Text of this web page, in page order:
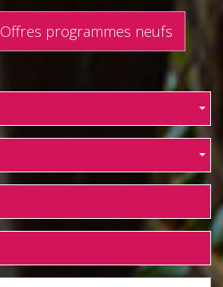
Offres programmes neufs